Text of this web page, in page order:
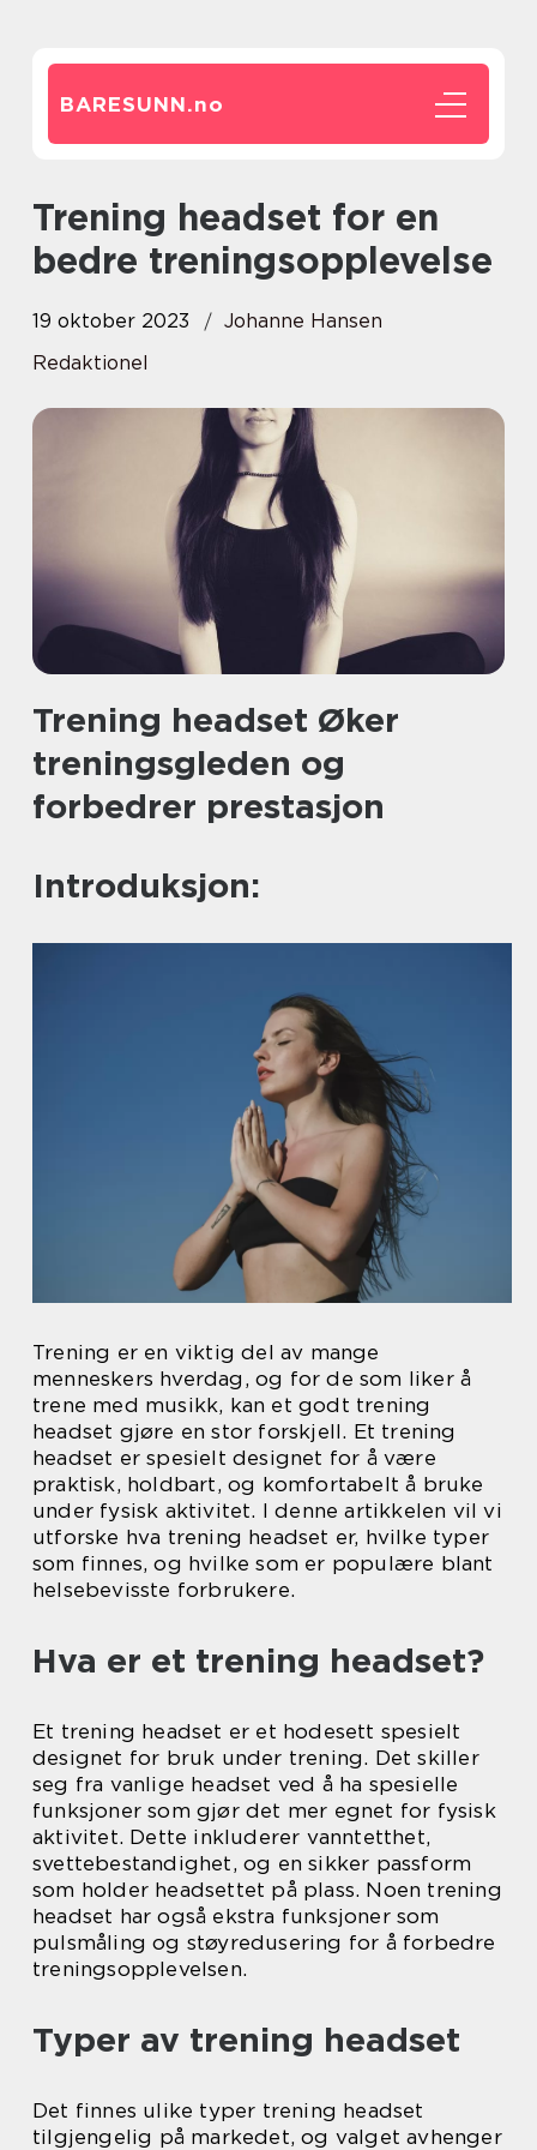
BARESUNN.no
Trening headset for en
bedre treningsopplevelse
19 oktober 2023
Johanne Hansen
Redaktionel
Trening headset Øker
treningsgleden og
forbedrer prestasjon
Introduksjon:
Trening er en viktig del av mange
menneskers hverdag, og for de som liker å
trene med musikk, kan et godt trening
headset gjøre en stor forskjell. Et trening
headset er spesielt designet for å være
praktisk, holdbart, og komfortabelt å bruke
under fysisk aktivitet. I denne artikkelen vil vi
utforske hva trening headset er, hvilke typer
som finnes, og hvilke som er populære blant
helsebevisste forbrukere.
Hva er et trening headset?
Et trening headset er et hodesett spesielt
designet for bruk under trening. Det skiller
seg fra vanlige headset ved å ha spesielle
funksjoner som gjør det mer egnet for fysisk
aktivitet. Dette inkluderer vanntetthet,
svettebestandighet, og en sikker passform
som holder headsettet på plass. Noen trening
headset har også ekstra funksjoner som
pulsmåling og støyredusering for å forbedre
treningsopplevelsen.
Typer av trening headset
Det finnes ulike typer trening headset
tilgjengelig på markedet, og valget avhenger